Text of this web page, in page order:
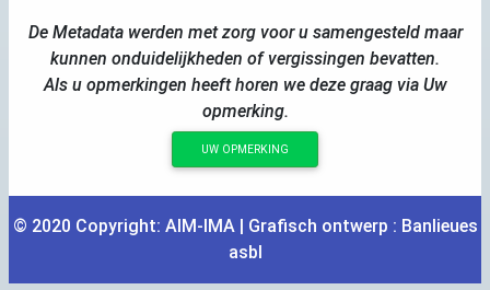
De Metadata werden met zorg voor u samengesteld maar
kunnen onduidelijkheden of vergissingen bevatten.
Als u opmerkingen heeft horen we deze graag via Uw
opmerking.
UW OPMERKING
© 2020 Copyright: AIM-IMA| Grafisch ontwerp : Banlieues
asbl